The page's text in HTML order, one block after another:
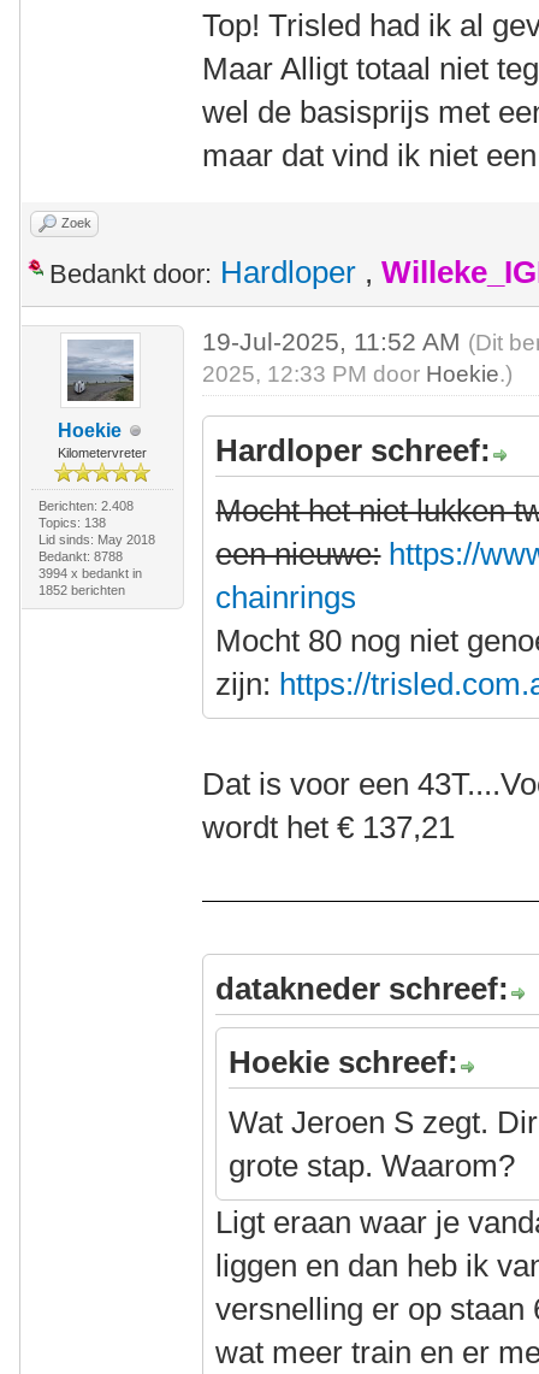
Top! Trisled had ik al
Maar Alligt totaal niet
wel de basisprijs met
maar dat vind ik niet
Zoek
Bedankt door: Hardloper ,
Hoekie
Kilometervreter
Berichten: 2.408
Topics: 138
Lid sinds: May 2018
Bedankt: 8788
3994 x bedankt in
1852 berichten
19-Jul-2025, 11:52 AM (Dit
2025, 12:33 PM door Hoekie.)
Hardloper schreef:
Mocht het niet lukken
een nieuwe: https://
chainrings
Mocht 80 nog niet
zijn: https://
Dat is voor een
wordt het € 137,21
datakneder schreef:
Hoekie schreef:
Wat Jeroen S zegt.
grote stap. Waarom?
Ligt eraan waar je
liggen en dan heb ik
versnelling er op staan
wat meer train en er